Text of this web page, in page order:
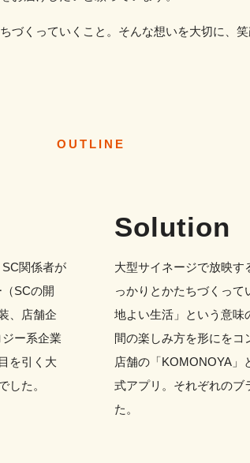
づくっていくこと。そんな想いを大切に、
OUTLINE
関係者が
SCの開
、店舗企
ー系企業
を引く大
した。
Solution
大型サイネージで放映す
っかりとかたちづくっ
地よい生活」という意味
間の楽しみ方を形にをコ
店舗の「KOMONOYA」
式アプリ。それぞれのブ
た。